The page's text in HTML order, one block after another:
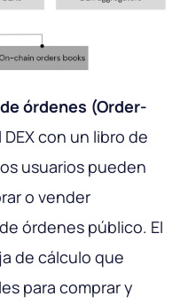
órdenes (Order-
DEX con un libro de
usuarios pueden
o vender
órdenes público. El
de cálculo que
para comprar y